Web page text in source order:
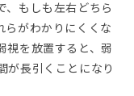
、もしも左右どちら
らがわかりにくくな
視を放置すると、弱
が長引くことになり